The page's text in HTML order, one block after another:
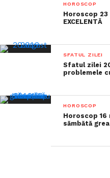
HOROSCOP
Horoscop 23
EXCELENTĂ
SFATUL ZILEI
Sfatul zilei
problemele
HOROSCOP
Horoscop 16
sămbătă